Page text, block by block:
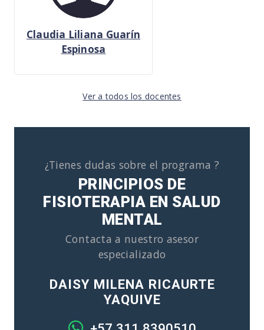
Claudia Liliana Guarín
Espinosa
Ver a todos los docentes
¿Tienes dudas sobre el programa ?
PRINCIPIOS DE
FISIOTERAPIA EN SALUD
MENTAL
Contacta a nuestro asesor
especializado
DAISY MILENA RICAURTE
YAQUIVE